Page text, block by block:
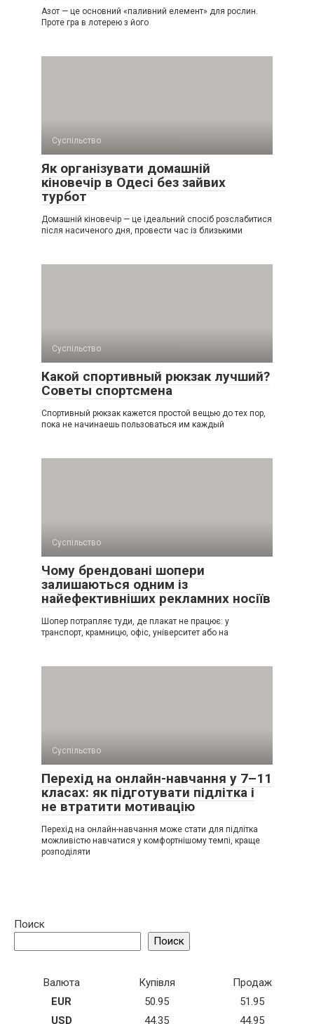
Азот — це основний «паливний елемент» для рослин.
Проте гра в лотерею з його
Суспільство
Як організувати домашній
кіновечір в Одесі без зайвих
турбот
Домашній кіновечір — це ідеальний спосіб розслабитися
після насиченого дня, провести час із близькими
Суспільство
Какой спортивный рюкзак лучший?
Советы спортсмена
Спортивный рюкзак кажется простой вещью до тех пор,
пока не начинаешь пользоваться им каждый
Суспільство
Чому брендовані шопери
залишаються одним із
найефективніших рекламних носіїв
Шопер потрапляє туди, де плакат не працює: у
транспорт, крамницю, офіс, університет або на
Суспільство
Перехід на онлайн-навчання у 7–11
класах: як підготувати підлітка і
не втратити мотивацію
Перехід на онлайн-навчання може стати для підлітка
можливістю навчатися у комфортнішому темпі, краще
розподіляти
Поиск
Поиск
Валюта Купівля
Продаж
EUR
50.95
51.95
USD
44.35 44.95